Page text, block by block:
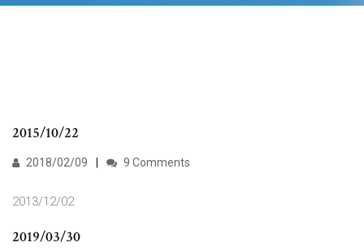
2015/10/22
2018/02/09 9 Comments
2013/12/02
2019/03/30